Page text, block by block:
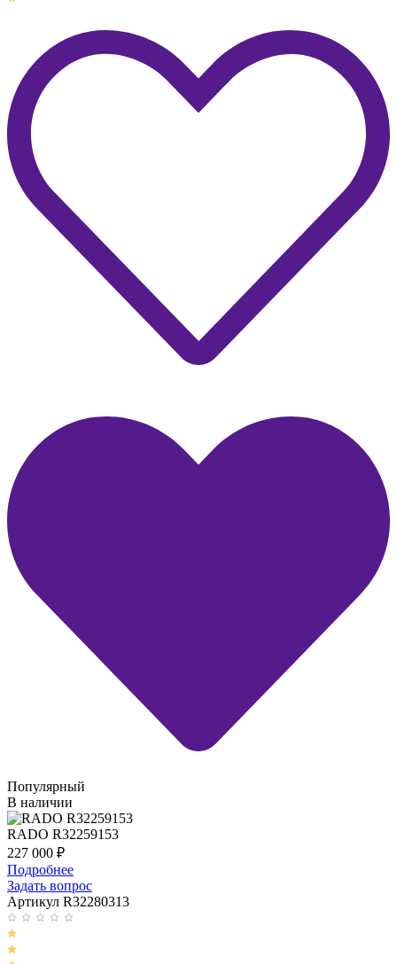
Популярный
В наличии
RADO R32259153
227 000 ₽
Подробнее
Задать вопрос
Артикул R32280313